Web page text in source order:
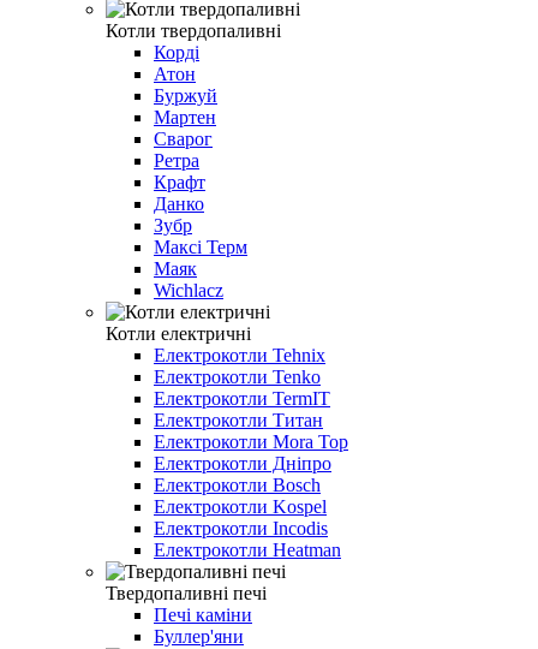
Котли твердопаливні
Корді
Атон
Буржуй
Мартен
Сварог
Ретра
Крафт
Данко
Зубр
Максі Терм
Маяк
Wichlacz
Котли електричні
Електрокотли Tehnix
Електрокотли Tenko
Електрокотли TermIT
Електрокотли Титан
Електрокотли Mora Top
Електрокотли Дніпро
Електрокотли Bosch
Електрокотли Kospel
Електрокотли Incodis
Електрокотли Heatman
Твердопаливні печі
Печі каміни
Буллер'яни